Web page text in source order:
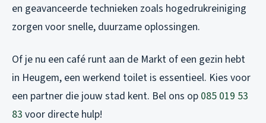
en geavanceerde technieken zoals hogedrukreiniging
zorgen voor snelle, duurzame oplossingen.
Of je nu een café runt aan de Markt of een gezin hebt
in Heugem, een werkend toilet is essentieel. Kies voor
een partner die jouw stad kent. Bel ons op 085 019 53
83 voor directe hulp!